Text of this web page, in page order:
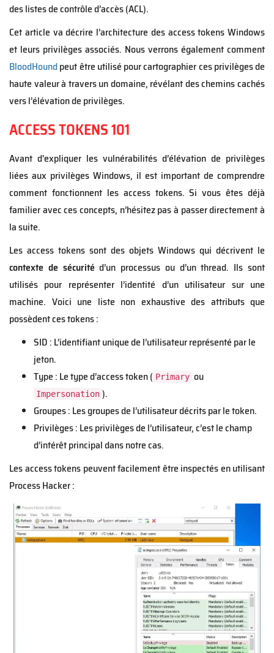
des listes de contrôle d’accès (ACL).
Cet article va décrire l’architecture des access tokens Windows
et leurs privilèges associés. Nous verrons également comment
BloodHoundpeut être utilisé pour cartographier ces privilèges de
haute valeur à travers un domaine, révélant des chemins cachés
vers l’élévation de privilèges.
ACCESS TOKENS 101
Avant d'expliquer les vulnérabilités d’élévation de privilèges
liées aux privilèges Windows, il est important de comprendre
comment fonctionnent les access tokens. Si vous êtes déjà
familier avec ces concepts, n’hésitez pas à passer directement à
la suite.
Les access tokens sont des objets Windows qui décrivent le
contexte de sécuritéd’un processus ou d’un thread. Ils sont
utilisés pour représenter l’identité d’un utilisateur sur une
machine. Voici une liste non exhaustive des attributs que
possèdent ces tokens :
SID : L’identifiant unique de l’utilisateur représenté par le
jeton.
Type : Le type d’access token ( Primary ou
Impersonation ).
Groupes : Les groupes de l’utilisateur décrits par le token.
Privilèges : Les privilèges de l’utilisateur, c’est le champ
d’intérêt principal dans notre cas.
Les access tokens peuvent facilement être inspectés en utilisant
Process Hacker :